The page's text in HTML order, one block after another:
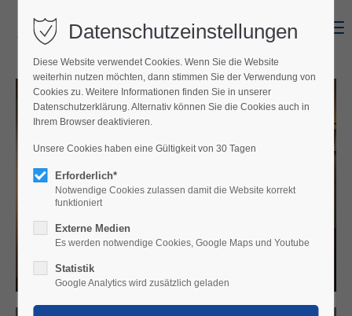
Menu
Datenschutzeinstellungen
Diese Website verwendet Cookies. Wenn Sie die Website
weiterhin nutzen möchten, dann stimmen Sie der Verwendung von
Cookies zu. Weitere Informationen finden Sie in unserer
Datenschutzerklärung. Alternativ können Sie die Cookies auch in
Ihrem Browser deaktivieren.
Unsere Cookies haben eine Gültigkeit von 30 Tagen
Erforderlich*
Notwendige Cookies zulassen damit die Website korrekt
funktioniert
Externe Medien
Es werden notwendige Cookies, Google Maps und Youtube
Statistik
Google Analytics wird zusätzlich geladen